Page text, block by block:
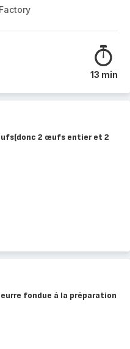
13 min
2 œufs entier et 2
fondue à la préparation